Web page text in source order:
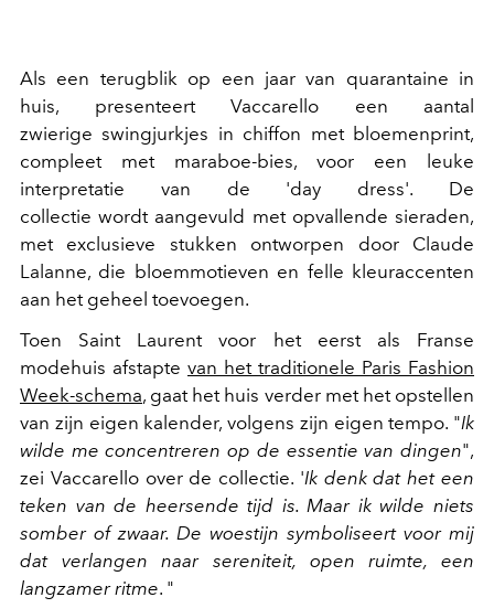
Als een terugblik op een jaar van quarantaine in
huis, presenteert Vaccarello een aantal
zwierige swingjurkjes in chiffon met bloemenprint,
compleet met maraboe-bies, voor een leuke
interpretatie van de 'day dress'. De
collectie wordt aangevuld met opvallende sieraden,
met exclusieve stukken ontworpen door Claude
Lalanne, die bloemmotieven en felle kleuraccenten
aan het geheel toevoegen.
Toen Saint Laurent voor het eerst als Franse
modehuis afstapte van het traditionele Paris Fashion
Week-schema, gaat het huis verder met het opstellen
van zijn eigen kalender, volgens zijn eigen tempo. "Ik
wilde me concentreren op de essentie van dingen",
zei Vaccarello over de collectie. 'Ik denk dat het een
teken van de heersende tijd is. Maar ik wilde niets
somber of zwaar. De woestijn symboliseert voor mij
dat verlangen naar sereniteit, open ruimte, een
langzamer ritme. "